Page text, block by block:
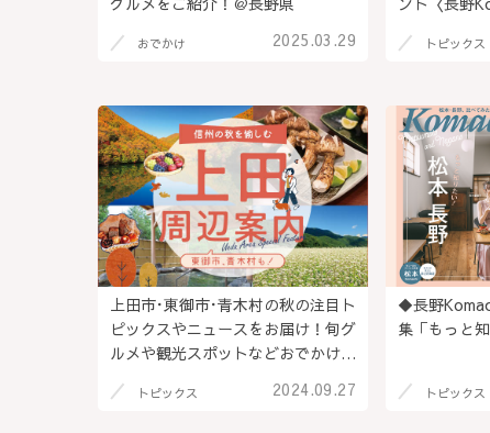
2025.03.29
おでかけ トピックス
上田市･東御市･青木村の秋の注目ト
ピックスやニュースをお届け！旬グ
ルメや観光スポットなどおでかけ情
2024.09.27
トピックス
◆長野
集「もっと
トピックス